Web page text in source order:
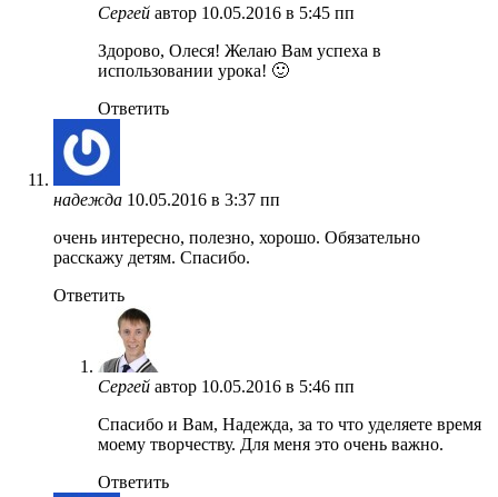
Сергей автор 10.05.2016 в 5:45 пп
Здорово, Олеся! Желаю Вам успеха в
использовании урока! 🙂
Ответить
надежда 10.05.2016 в 3:37 пп
очень интересно, полезно, хорошо. Обязательно
расскажу детям. Спасибо.
Ответить
Сергей автор 10.05.2016 в 5:46 пп
Спасибо и Вам, Надежда, за то что уделяете время
моему творчеству. Для меня это очень важно.
Ответить